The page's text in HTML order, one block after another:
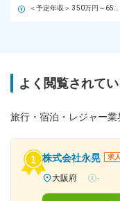
よく閲覧されて
旅行・宿泊・レジャー業
株式会社永晃 求
大阪府 -